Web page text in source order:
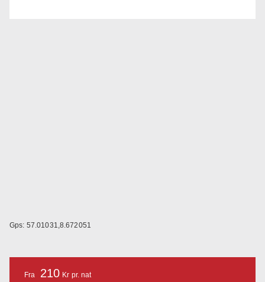
Gps: 57.01031,8.672051
Fra 210 Kr pr. nat